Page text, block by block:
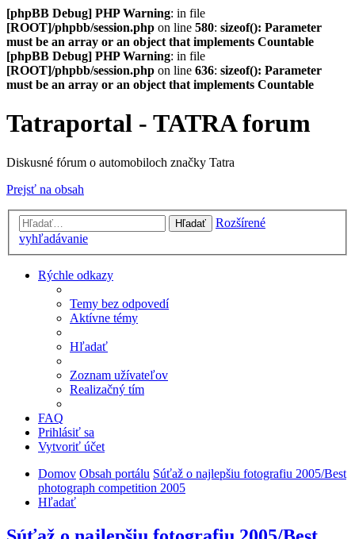
[phpBB Debug] PHP Warning: in file
[ROOT]/phpbb/session.php on line 580: sizeof(): Parameter
must be an array or an object that implements Countable
[phpBB Debug] PHP Warning: in file
[ROOT]/phpbb/session.php on line 636: sizeof(): Parameter
must be an array or an object that implements Countable
Tatraportal - TATRA forum
Diskusné fórum o automobiloch značky Tatra
Prejsť na obsah
Hľadať
Rozšírené
vyhľadávanie
Rýchle odkazy
Temy bez odpovedí
Aktívne témy
Hľadať
Zoznam užívateľov
Realizačný tím
FAQ
Prihlásiť sa
Vytvoriť účet
Domov Obsah portálu Súťaž o najlepšiu fotografiu 2005/Best
photograph competition 2005
Hľadať